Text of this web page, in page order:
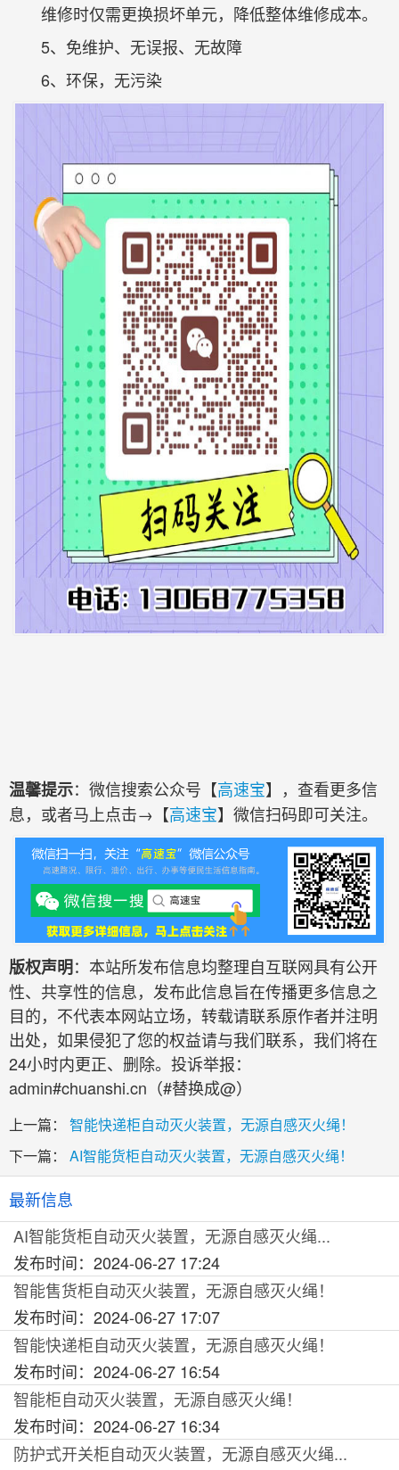
维修时仅需更换损坏单元，降低整体维修成本。
5、免维护、无误报、无故障
6、环保，无污染
温馨提示：微信搜索公众号【高速宝】，查看更多信
息，或者马上点击→【高速宝】微信扫码即可关注。
版权声明：本站所发布信息均整理自互联网具有公开
性、共享性的信息，发布此信息旨在传播更多信息之
目的，不代表本网站立场，转载请联系原作者并注明
出处，如果侵犯了您的权益请与我们联系，我们将在
24小时内更正、删除。投诉举报：
admin#chuanshi.cn（#替换成@）
上一篇： 智能快递柜自动灭火装置，无源自感灭火绳！
下一篇： AI智能货柜自动灭火装置，无源自感灭火绳！
最新信息
AI智能货柜自动灭火装置，无源自感灭火绳...
发布时间：2024-06-27 17:24
智能售货柜自动灭火装置，无源自感灭火绳！
发布时间：2024-06-27 17:07
智能快递柜自动灭火装置，无源自感灭火绳！
发布时间：2024-06-27 16:54
智能柜自动灭火装置，无源自感灭火绳！
发布时间：2024-06-27 16:34
防护式开关柜自动灭火装置，无源自感灭火绳...